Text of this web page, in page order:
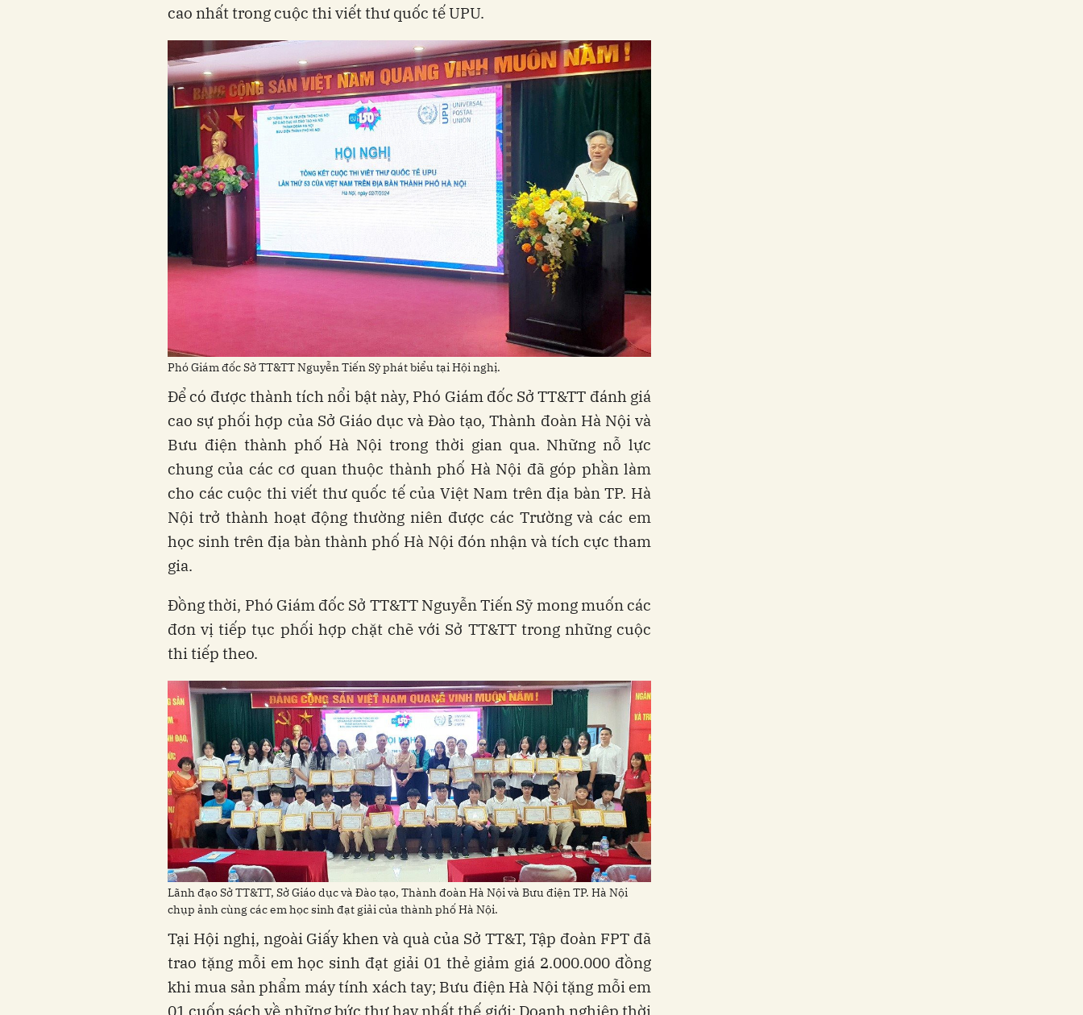
cao nhất trong cuộc thi viết thư quốc tế UPU.
Phó Giám đốc Sở TT&TT Nguyễn Tiến Sỹ phát biểu tại Hội nghị.
Để có được thành tích nổi bật này, Phó Giám đốc Sở TT&TT đánh giá
cao sự phối hợp của Sở Giáo dục và Đào tạo, Thành đoàn Hà Nội và
Bưu điện thành phố Hà Nội trong thời gian qua. Những nỗ lực
chung của các cơ quan thuộc thành phố Hà Nội đã góp phần làm
cho các cuộc thi viết thư quốc tế của Việt Nam trên địa bàn TP. Hà
Nội trở thành hoạt động thường niên được các Trường và các em
học sinh trên địa bàn thành phố Hà Nội đón nhận và tích cực tham
gia.
Đồng thời, Phó Giám đốc Sở TT&TT Nguyễn Tiến Sỹ mong muốn các
đơn vị tiếp tục phối hợp chặt chẽ với Sở TT&TT trong những cuộc
thi tiếp theo.
Lãnh đạo Sở TT&TT, Sở Giáo dục và Đào tạo, Thành đoàn Hà Nội và Bưu điện TP. Hà Nội
chụp ảnh cùng các em học sinh đạt giải của thành phố Hà Nội.
Tại Hội nghị, ngoài Giấy khen và quà của Sở TT&T, Tập đoàn FPT đã
trao tặng mỗi em học sinh đạt giải 01 thẻ giảm giá 2.000.000 đồng
khi mua sản phẩm máy tính xách tay; Bưu điện Hà Nội tặng mỗi em
01 cuốn sách về những bức thư hay nhất thế giới; Doanh nghiệp thời